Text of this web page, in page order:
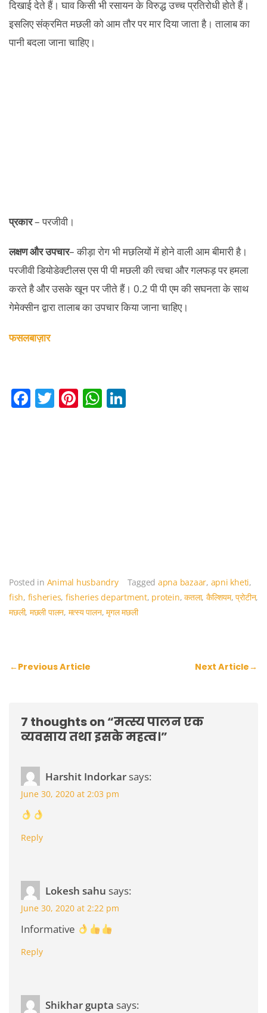
दिखाई देते हैं। घाव किसी भी रसायन के विरुद्ध उच्च प्रतिरोधी होते हैं।
इसलिए संक्रमित मछली को आम तौर पर मार दिया जाता है। तालाब का
पानी बदला जाना चाहिए।
प्रकार– परजीवी।
लक्षण और उपचार– कीड़ा रोग भी मछलियों में होने वाली आम बीमारी है।
परजीवी डियोडेक्टीलस एस पी पी मछली की त्वचा और गलफड़ पर हमला
करते है और उसके खून पर जीते हैं। 0.2 पी पी एम की सघनता के साथ
गेमेक्सीन द्वारा तालाब का उपचार किया जाना चाहिए।
फसलबाज़ार
F T Pi W
Posted in Animal husbandry Tagged apna bazaar, apni kheti,
fish, fisheries, fisheries department, protein, कतला, कैल्शियम,प्रोटीन,
मछली, मछली पालन, मत्स्य पालन, मृगल मछली
Post
←Previous Article Next Article→
7 thoughts on “मत्स्य पालन एक
व्यवसाय तथा इसके महत्व।”
Harshit Indorkar says:
June 30, 2020 at 2:03 pm
Reply
Lokesh sahu says:
June 30, 2020 at 2:22 pm
Informative
Reply
Shikhar gupta says: